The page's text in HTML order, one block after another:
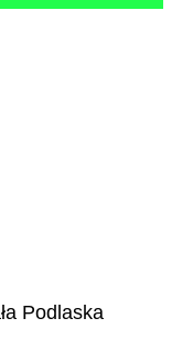
Podlaska